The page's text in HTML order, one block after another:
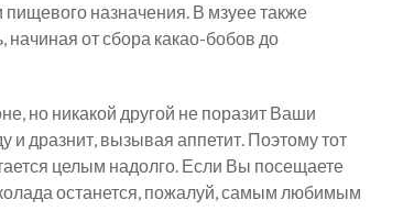
пищевого назначения. В мзуее также
начиная от сбора какао-бобов до
но никакой другой не поразит Ваши
и дразнит, вызывая аппетит. Поэтому тот
целым надолго. Если Вы посещаете
останется, пожалуй, самым любимым